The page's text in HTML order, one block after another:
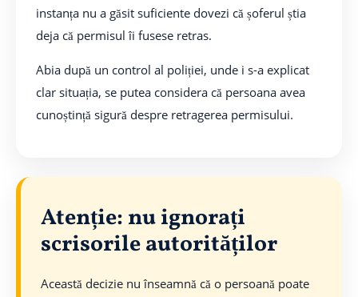
instanța nu a găsit suficiente dovezi că șoferul știa
deja că permisul îi fusese retras.
Abia după un control al poliției, unde i s-a explicat
clar situația, se putea considera că persoana avea
cunoștință sigură despre retragerea permisului.
Atenție: nu ignorați
scrisorile autorităților
Această decizie nu înseamnă că o persoană poate